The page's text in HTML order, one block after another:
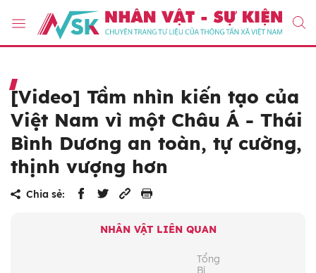
[Video] Tầm nhìn kiến tạo của
Việt Nam vì một Châu Á - Thái
Bình Dương an toàn, tự cường,
thịnh vượng hơn
Chia sẻ:
NHÂN VẬT LIÊN QUAN
Tổng
Bí